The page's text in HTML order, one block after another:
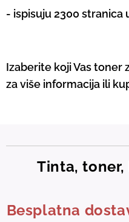
- ispisuju 2300 stranica
Izaberite koji Vas
za više informacija ili
Tinta,
Besplatna